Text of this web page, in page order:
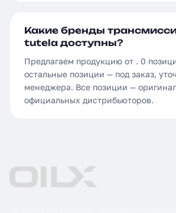
Какие бренды
tutela доступны?
Предлагаем продукцию от . 0
остальные позиции — под заказ,
менеджера. Все позиции —
официальных дистрибьюторов.